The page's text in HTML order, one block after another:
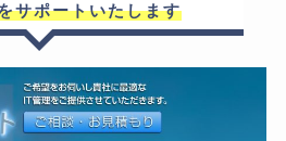
サポートいたします